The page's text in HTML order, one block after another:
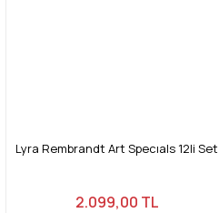
Lyra Rembrandt Art Specıals 12li Set
2.099,00 TL